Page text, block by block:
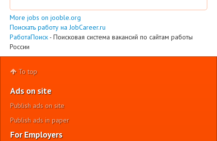
More jobs on jooble.org
Поискать работу на JobCareer.ru
РаботаПоиск - Поисковая система вакансий по сайтам работы
России
To top
Ads on site
Publish ads on site
Publish ads in paper
For Employers